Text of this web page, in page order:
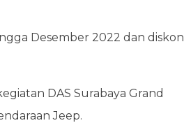
Desember 2022 dan diskon
DAS Surabaya Grand
Jeep.